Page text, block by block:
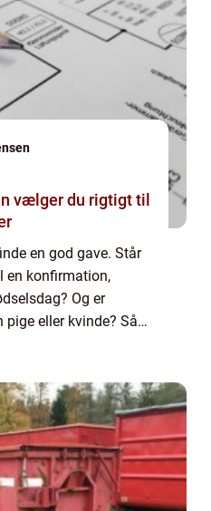
vælger du rigtigt til
en god gave. Står
en konfirmation,
Og er
eller kvinde? Så